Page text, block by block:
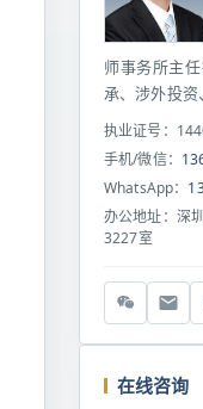
师事务所主
承、涉外投资
执业证号：
手机/微信：
WhatsApp：
办公地址：深
3227室
在线咨询